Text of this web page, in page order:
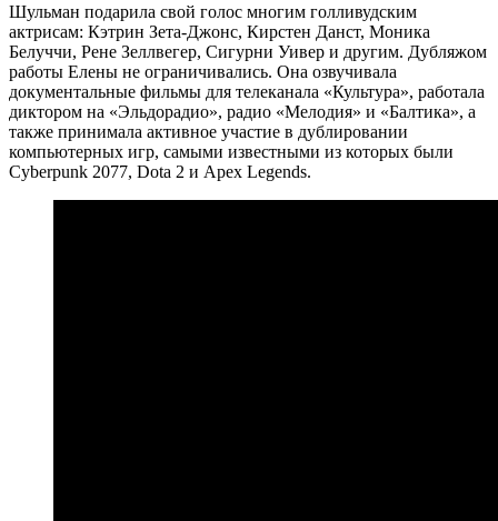
Шульман подарила свой голос многим голливудским
актрисам: Кэтрин Зета-Джонс, Кирстен Данст, Моника
Белуччи, Рене Зеллвегер, Сигурни Уивер и другим. Дубляжом
работы Елены не ограничивались. Она озвучивала
документальные фильмы для телеканала «Культура», работала
диктором на «Эльдорадио», радио «Мелодия» и «Балтика», а
также принимала активное участие в дублировании
компьютерных игр, самыми известными из которых были
Cyberpunk 2077, Dota 2 и Apex Legends.